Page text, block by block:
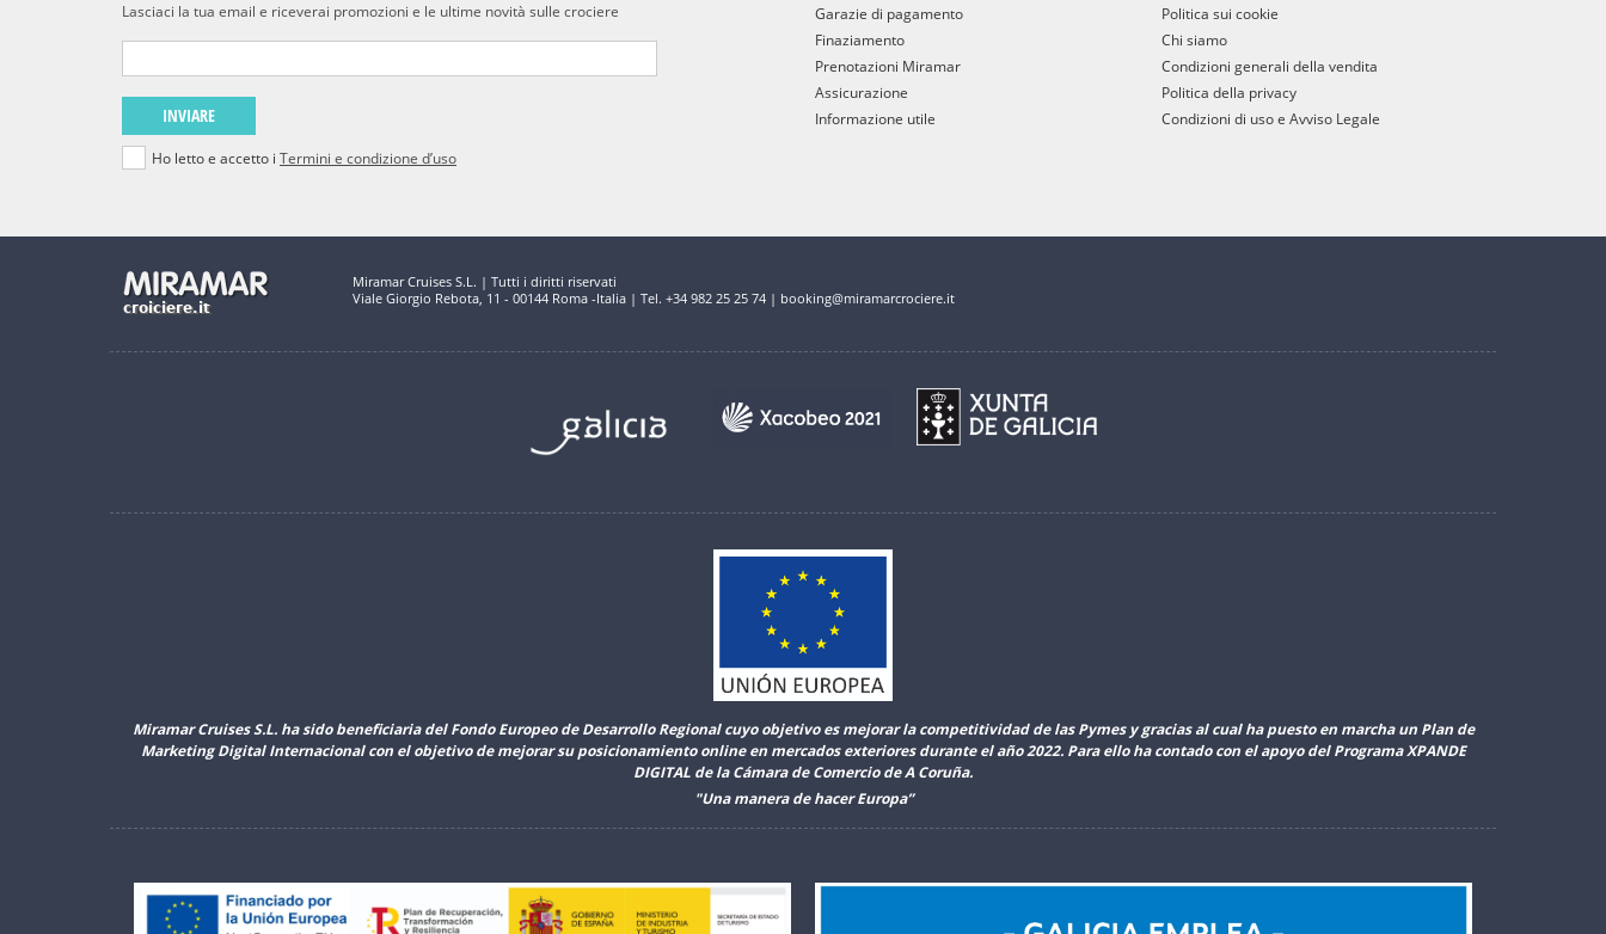
Lasciaci la tua email e riceverai promozioni e le ultime novità sulle crociere
INVIARE
Ho letto e accetto i Termini e condizione d’uso
Garazie di pagamento
Finaziamento
Prenotazioni Miramar
Assicurazione
Informazione utile
Politica sui cookie
Chi siamo
Condizioni generali della vendita
Politica della privacy
Condizioni di uso e Avviso Legale
Miramar Cruises S.L. | Tutti i diritti riservati
Viale Giorgio Rebota, 11 - 00144 Roma -Italia | Tel. +34 982 25 25 74 | booking@miramarcrociere.it
Miramar Cruises S.L. ha sido beneficiaria del Fondo Europeo de Desarrollo Regional cuyo objetivo es mejorar la competitividad de las Pymes y gracias al cual ha puesto en marcha un Plan de
Marketing Digital Internacional con el objetivo de mejorar su posicionamiento online en mercados exteriores durante el año 2022. Para ello ha contado con el apoyo del Programa XPANDE
DIGITAL de la Cámara de Comercio de A Coruña.
"Una manera de hacer Europa”